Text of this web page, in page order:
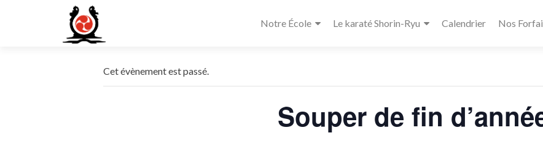
Notre École Le karaté Shorin-Ryu Calendrier Nos
« Tous les Évènements
Cet évènement est passé.
Souper de fin